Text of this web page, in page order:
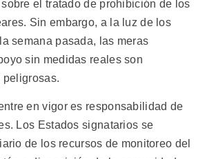
el tratado de prohibición de los
Sin embargo, a la luz de los
semana pasada, las meras
sin medidas reales son
peligrosas.
en vigor es responsabilidad de
Los Estados signatarios se
de los recursos de monitoreo del